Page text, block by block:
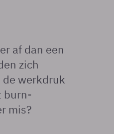
af dan een
zich
de werkdruk
burn-
mis?